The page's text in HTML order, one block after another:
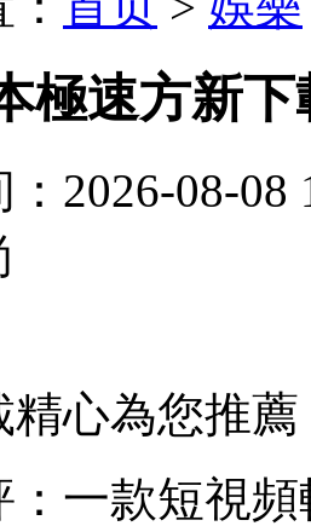
極速方新下
2026-08-08
精心為您推薦
：一款短視頻